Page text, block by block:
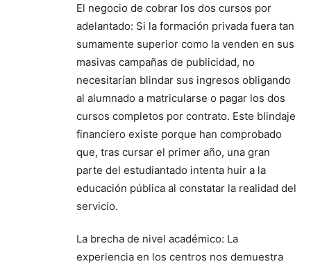
El negocio de cobrar los dos cursos por
adelantado: Si la formación privada fuera tan
sumamente superior como la venden en sus
masivas campañas de publicidad, no
necesitarían blindar sus ingresos obligando
al alumnado a matricularse o pagar los dos
cursos completos por contrato. Este blindaje
financiero existe porque han comprobado
que, tras cursar el primer año, una gran
parte del estudiantado intenta huir a la
educación pública al constatar la realidad del
servicio.
La brecha de nivel académico: La
experiencia en los centros nos demuestra